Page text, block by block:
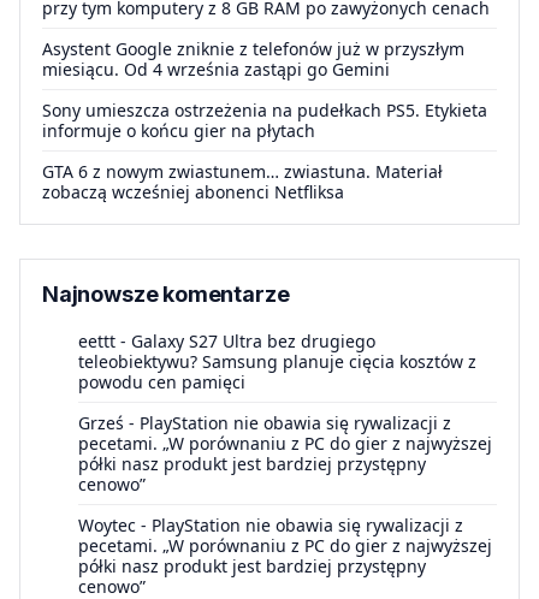
przy tym komputery z 8 GB RAM po zawyżonych cenach
Asystent Google zniknie z telefonów już w przyszłym
miesiącu. Od 4 września zastąpi go Gemini
Sony umieszcza ostrzeżenia na pudełkach PS5. Etykieta
informuje o końcu gier na płytach
GTA 6 z nowym zwiastunem… zwiastuna. Materiał
zobaczą wcześniej abonenci Netfliksa
Najnowsze komentarze
eettt - Galaxy S27 Ultra bez drugiego
teleobiektywu? Samsung planuje cięcia kosztów z
powodu cen pamięci
Grześ - PlayStation nie obawia się rywalizacji z
pecetami. „W porównaniu z PC do gier z najwyższej
półki nasz produkt jest bardziej przystępny
cenowo”
Woytec - PlayStation nie obawia się rywalizacji z
pecetami. „W porównaniu z PC do gier z najwyższej
półki nasz produkt jest bardziej przystępny
cenowo”